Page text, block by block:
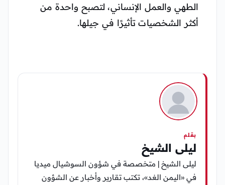
الطهي والعمل الإنساني، لتصبح واحدة من
أكثر الشخصيات تأثيرًا في جيلها.
بقلم
ليلى الشيخ
ليلى الشيخ | متخصصة في شؤون السوشيال ميديا
في «اليمن الغد»، تكتب تقارير وأخبار عن الشؤون